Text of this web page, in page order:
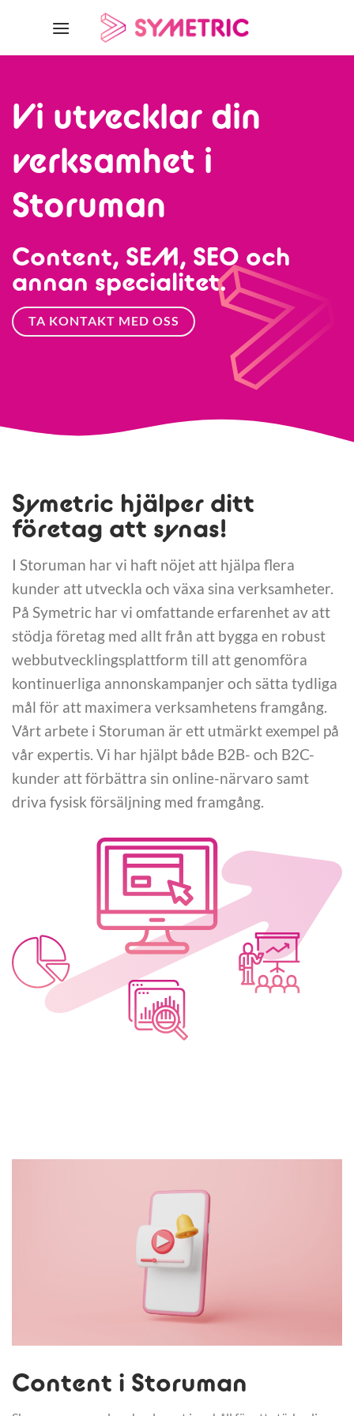
Vi utvecklar din
verksamhet i
Storuman
Content, SEM, SEO och
annan specialitet.
TA KONTAKT MED OSS
Symetric hjälper ditt
företag att synas!
I Storuman har vi haft nöjet att hjälpa flera
kunder att utveckla och växa sina verksamheter.
På Symetric har vi omfattande erfarenhet av att
stödja företag med allt från att bygga en robust
webbutvecklingsplattform till att genomföra
kontinuerliga annonskampanjer och sätta tydliga
mål för att maximera verksamhetens framgång.
Vårt arbete i Storuman är ett utmärkt exempel på
vår expertis. Vi har hjälpt både B2B- och B2C-
kunder att förbättra sin online-närvaro samt
driva fysisk försäljning med framgång.
Content i Storuman